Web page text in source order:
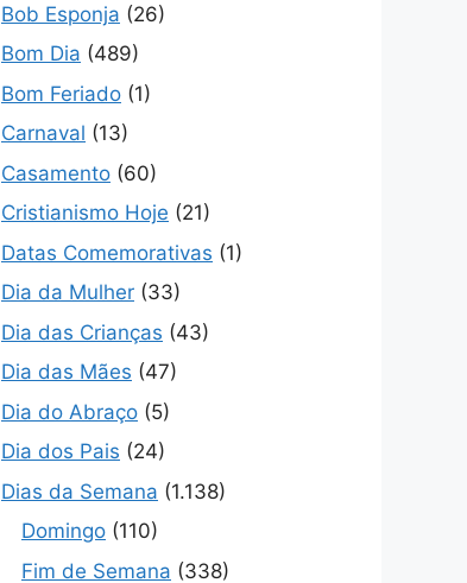
Bob Esponja (26)
Bom Dia (489)
Bom Feriado (1)
Carnaval (13)
Casamento (60)
Cristianismo Hoje (21)
Datas Comemorativas (1)
Dia da Mulher (33)
Dia das Crianças (43)
Dia das Mães (47)
Dia do Abraço (5)
Dia dos Pais (24)
Dias da Semana (1.138)
Domingo (110)
Fim de Semana (338)